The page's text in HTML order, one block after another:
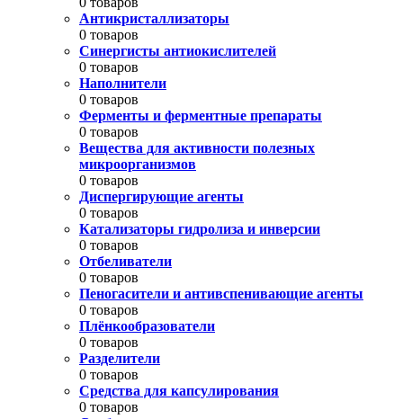
Антикристаллизаторы
0 товаров
Синергисты антиокислителей
0 товаров
Наполнители
0 товаров
Ферменты и ферментные препараты
0 товаров
Вещества для активности полезных
микроорганизмов
0 товаров
Диспергирующие агенты
0 товаров
Катализаторы гидролиза и инверсии
0 товаров
Отбеливатели
0 товаров
Пеногасители и антивспенивающие агенты
0 товаров
Плёнкообразователи
0 товаров
Разделители
0 товаров
Средства для капсулирования
0 товаров